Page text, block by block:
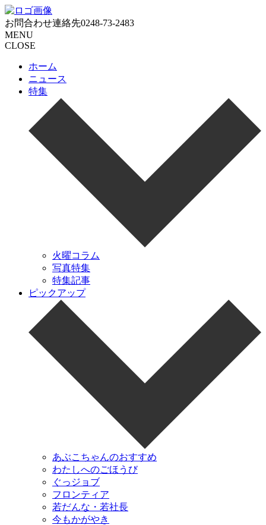
お問合わせ連絡先0248-73-2483
MENU
CLOSE
ホーム
ニュース
特集
火曜コラム
写真特集
特集記事
ピックアップ
あぶこちゃんのおすすめ
わたしへのごほうび
ぐっジョブ
フロンティア
若だんな・若社長
今もかがやき